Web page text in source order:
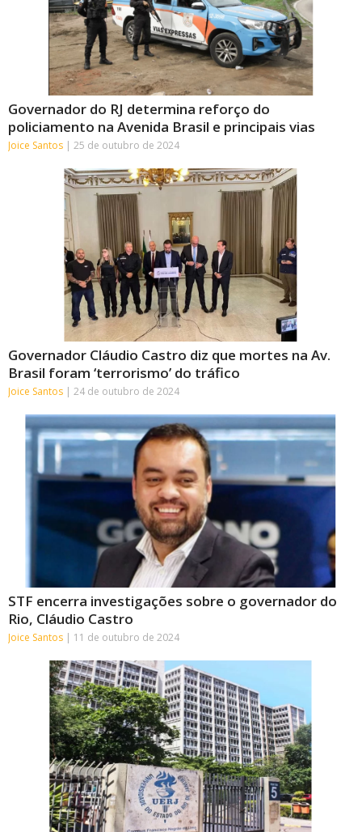
Governador do RJ determina reforço do
policiamento na Avenida Brasil e principais vias
Joice Santos 25 de outubro de 2024
Governador Cláudio Castro diz que mortes na Av.
Brasil foram ‘terrorismo’ do tráfico
Joice Santos 24 de outubro de 2024
STF encerra investigações sobre o governador do
Rio, Cláudio Castro
Joice Santos 11 de outubro de 2024